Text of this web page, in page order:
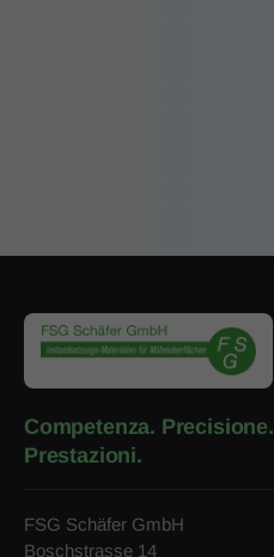
Competenza. Precisione.
Prestazioni.
FSG Schäfer GmbH
Boschstrasse 14